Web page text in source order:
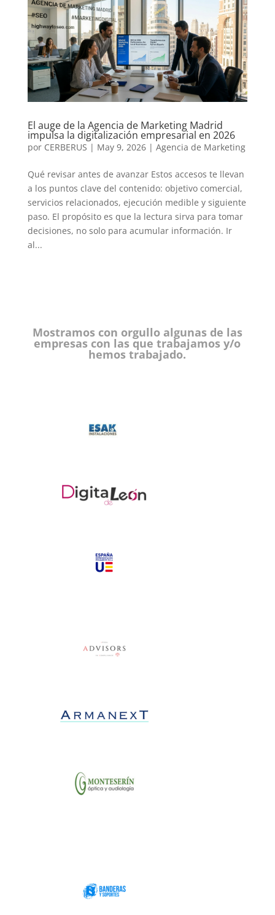
El auge de la Agencia de Marketing Madrid
impulsa la digitalización empresarial en 2026
por CERBERUS | May 9, 2026| Agencia de Marketing
Qué revisar antes de avanzar Estos accesos te llevan
a los puntos clave del contenido: objetivo comercial,
servicios relacionados, ejecución medible y siguiente
paso. El propósito es que la lectura sirva para tomar
decisiones, no solo para acumular información. Ir
al...
Mostramos con orgullo algunas de las
empresas con las que trabajamos y/o
hemos trabajado.